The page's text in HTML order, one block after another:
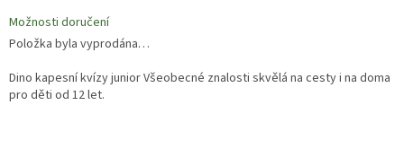
Možnosti doručení
Položka byla vyprodána…
Dino kapesní kvízy junior Všeobecné znalosti skvělá na cesty i na doma
pro děti od 12 let.